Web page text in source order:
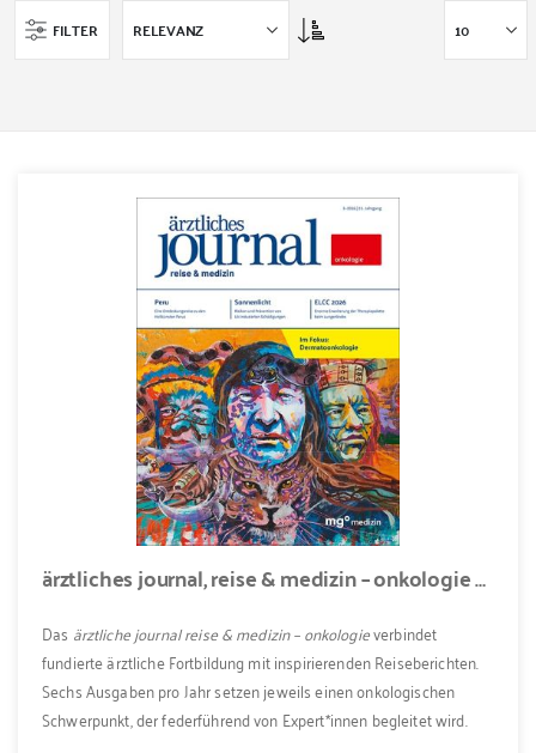
FILTER Asc
ärztliches journal, reise & medizin – onkologie Abo
Das ärztliche journal reise & medizin – onkologieverbindet
fundierte ärztliche Fortbildung mit inspirierenden Reiseberichten.
Sechs Ausgaben pro Jahr setzen jeweils einen onkologischen
Schwerpunkt, der federführend von Expert*innen begleitet wird.